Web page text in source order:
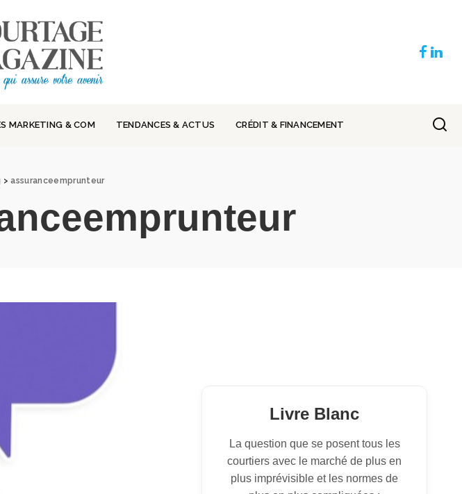
MARKETING & COM TENDANCES & ACTUS CRÉDIT & FINANCEMENT
>assuranceemprunteur
Livre Blanc
La question que se posent tous les
courtiers avec le marché de plus en
plus imprévisible et les normes de